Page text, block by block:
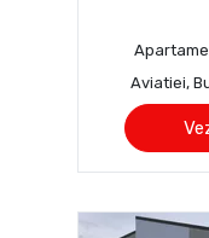
Aviatiei,